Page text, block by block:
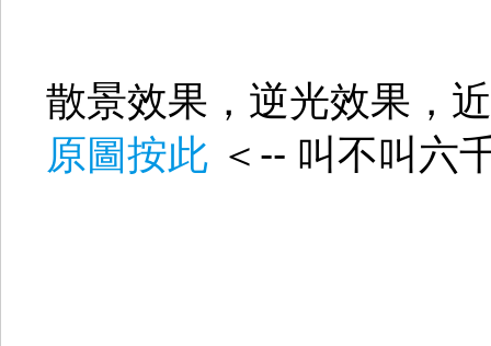
散景效果，逆光效果，
原圖按此 ＜-- 叫不叫六